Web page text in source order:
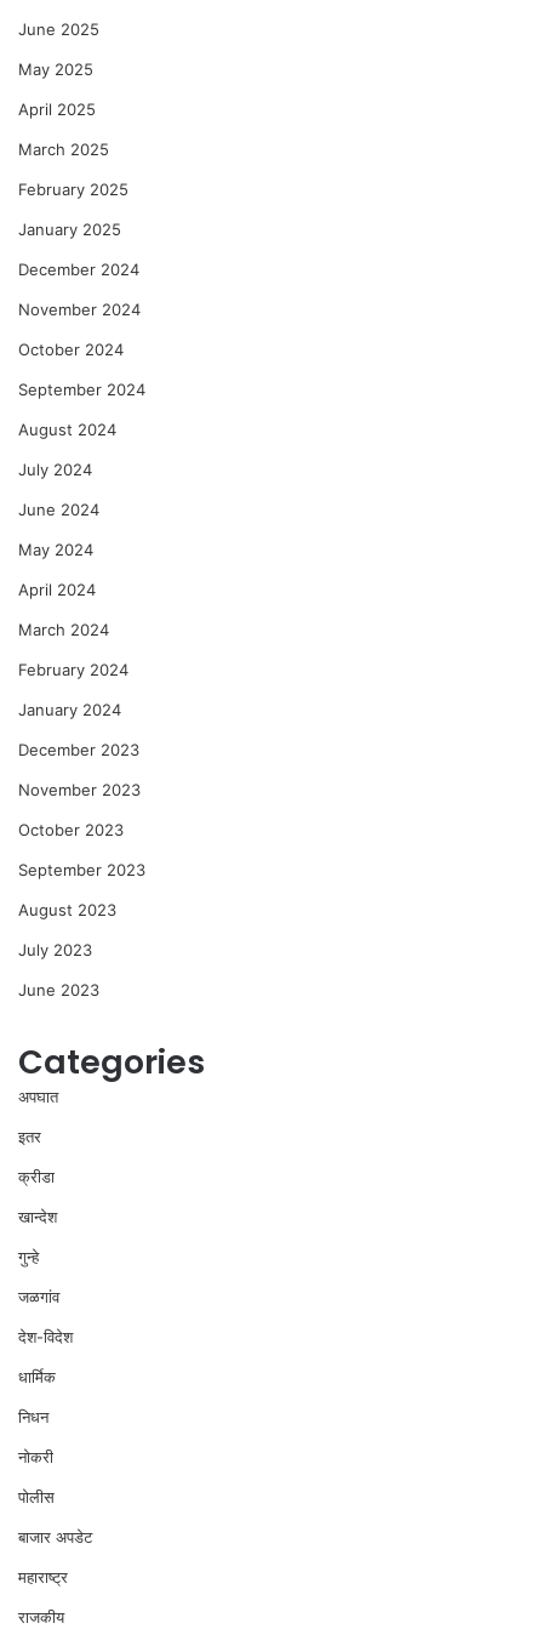
June 2025
May 2025
April 2025
March 2025
February 2025
January 2025
December 2024
November 2024
October 2024
September 2024
August 2024
July 2024
June 2024
May 2024
April 2024
March 2024
February 2024
January 2024
December 2023
November 2023
October 2023
September 2023
August 2023
July 2023
June 2023
Categories
अपघात
इतर
क्रीडा
खान्देश
गुन्हे
जळगांव
देश-विदेश
धार्मिक
निधन
नोकरी
पोलीस
बाजार अपडेट
महाराष्ट्र
राजकीय